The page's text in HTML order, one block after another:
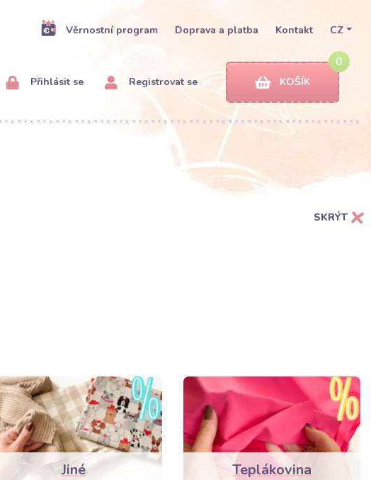
Věrnostní program Doprava a platba Kontakt CZ
Přihlásit se Registrovat se
0
KOŠÍK
SKRÝT
Jiné Teplákovina